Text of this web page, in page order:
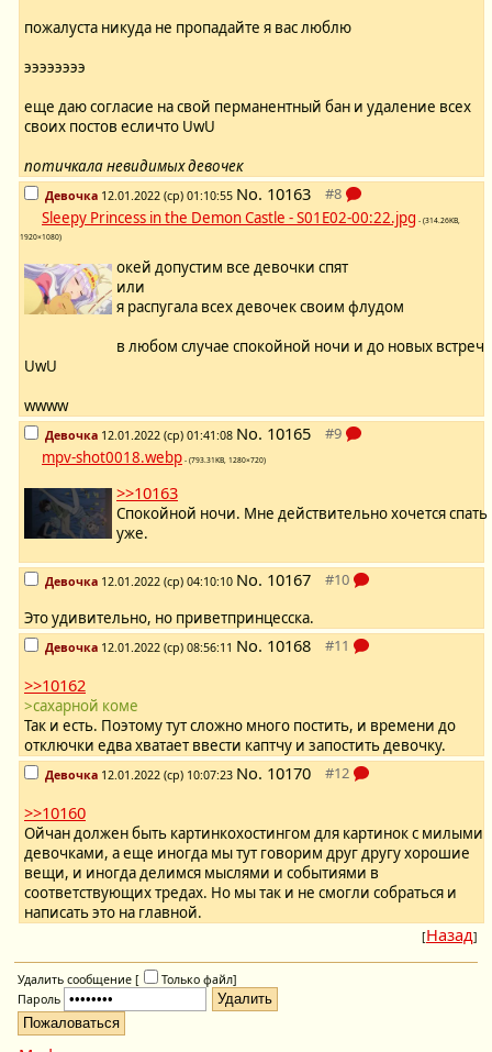
пожалуста никуда не пропадайте я вас люблю
ээээээээ
еще даю согласие на свой перманентный бан и удаление всех
своих постов есличто UwU
потичкала невидимых девочек
Девочка 12.01.2022 (ср) 01:10:55 No. 10163
Sleepy Princess in the Demon Castle - S01E02-00:22.jpg - (314.26KB,
1920×1080)
окей допустим все девочки спят
или
я распугала всех девочек своим флудом
в любом случае спокойной ночи и до новых встреч
UwU
wwww
Девочка 12.01.2022 (ср) 01:41:08 No. 10165
mpv-shot0018.webp - (793.31KB, 1280×720)
>>10163
Спокойной ночи. Мне действительно хочется спать
уже.
Девочка 12.01.2022 (ср) 04:10:10 No. 10167
Это удивительно, но приветпринцесска.
Девочка 12.01.2022 (ср) 08:56:11 No. 10168
>>10162
>сахарной коме
Так и есть. Поэтому тут сложно много постить, и времени до
отключки едва хватает ввести каптчу и запостить девочку.
Девочка 12.01.2022 (ср) 10:07:23 No. 10170
>>10160
Ойчан должен быть картинкохостингом для картинок с милыми
девочками, а еще иногда мы тут говорим друг другу хорошие
вещи, и иногда делимся мыслями и событиями в
соответствующих тредах. Но мы так и не смогли собраться и
написать это на главной.
[Назад]
Удалить сообщение [ Только файл]
Пароль